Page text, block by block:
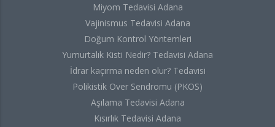
Miyom Tedavisi Adana
Vajinismus Tedavisi Adana
Doğum Kontrol Yöntemleri
Yumurtalık Kisti Nedir? Tedavisi Adana
İdrar kaçırma neden olur? Tedavisi
Polikistik Over Sendromu (PKOS)
Aşılama Tedavisi Adana
Kısırlık Tedavisi Adana